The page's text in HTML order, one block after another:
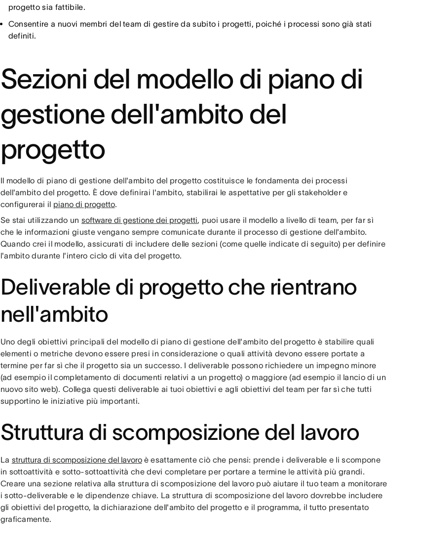
progetto sia fattibile.
Consentire a nuovi membri del team di gestire da subito i progetti, poiché i processi sono già stati
definiti.
Sezioni del modello di piano di
gestione dell'ambito del
progetto
Il modello di piano di gestione dell'ambito del progetto costituisce le fondamenta dei processi
dell'ambito del progetto. È dove definirai l'ambito, stabilirai le aspettative per gli stakeholder e
configurerai il piano di progetto.
Se stai utilizzando un software di gestione dei progetti, puoi usare il modello a livello di team, per far sì
che le informazioni giuste vengano sempre comunicate durante il processo di gestione dell'ambito.
Quando crei il modello, assicurati di includere delle sezioni (come quelle indicate di seguito) per definire
l'ambito durante l'intero ciclo di vita del progetto.
Deliverable di progetto che rientrano
nell'ambito
Uno degli obiettivi principali del modello di piano di gestione dell'ambito del progetto è stabilire quali
elementi o metriche devono essere presi in considerazione o quali attività devono essere portate a
termine per far sì che il progetto sia un successo. I deliverable possono richiedere un impegno minore
(ad esempio il completamento di documenti relativi a un progetto) o maggiore (ad esempio il lancio di un
nuovo sito web). Collega questi deliverable ai tuoi obiettivi e agli obiettivi del team per far sì che tutti
supportino le iniziative più importanti.
Struttura di scomposizione del lavoro
La struttura di scomposizione del lavoroè esattamente ciò che pensi: prende i deliverable e li scompone
in sottoattività e sotto-sottoattività che devi completare per portare a termine le attività più grandi.
Creare una sezione relativa alla struttura di scomposizione del lavoro può aiutare il tuo team a monitorare
i sotto-deliverable e le dipendenze chiave. La struttura di scomposizione del lavoro dovrebbe includere
gli obiettivi del progetto, la dichiarazione dell'ambito del progetto e il programma, il tutto presentato
graficamente.